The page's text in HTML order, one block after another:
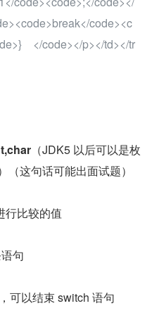
code><c
　</code></p></td></tr
（JDK5 以后可以是枚
这句话可能出面试题）
行比较的值
句
可以结束 switch 语句